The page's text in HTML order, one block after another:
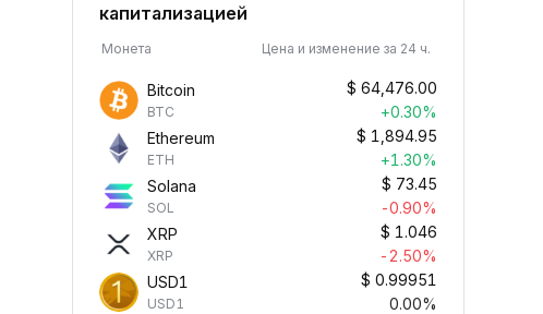
капитализацией
Монета Цена и изменение за 24 ч.
Bitcoin
BTC
$ 64,476.00
+0.30%
Ethereum
ETH
$ 1,894.95
+1.30%
Solana
SOL
$ 73.45
-0.90%
XRP
XRP
$ 1.046
-2.50%
USD1
USD1
$ 0.99951
0.00%